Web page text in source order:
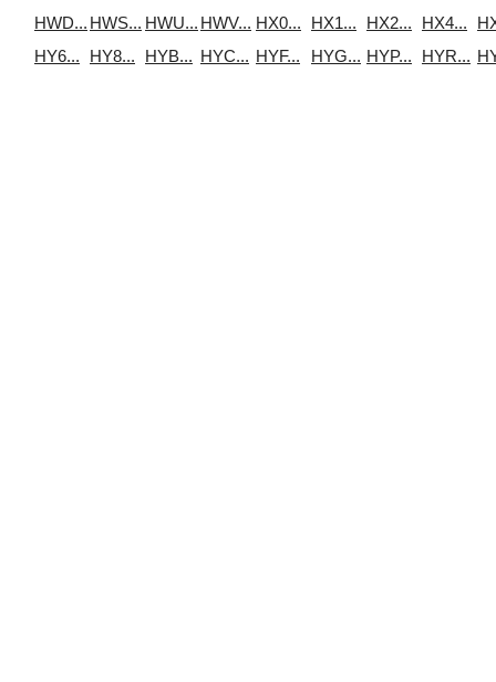
HWD... HWS... HWU... HWV... HX0... HX1... HX2... HX4...
HY6...
HY8... HYB... HYC... HYF... HYG... HYP... HYR...